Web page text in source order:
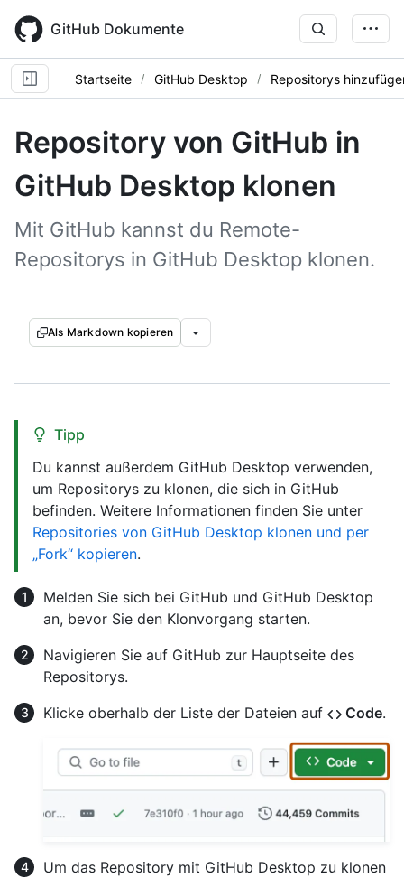
main
content
GitHub Dokumente
Startseite GitHub Desktop Repositorys
Repository von GitHub in
GitHub Desktop klonen
Mit GitHub kannst du Remote-
Repositorys in GitHub Desktop klonen.
Als Markdown kopieren
Tipp
Du kannst außerdem GitHub Desktop verwenden,
um Repositorys zu klonen, die sich in GitHub
befinden. Weitere Informationen finden Sie unter
Repositories von GitHub Desktop klonen und per
„Fork“ kopieren.
Melden Sie sich bei GitHub und GitHub Desktop
an, bevor Sie den Klonvorgang starten.
Navigieren Sie auf GitHub zur Hauptseite des
Repositorys.
Klicke oberhalb der Liste der Dateien auf
Code.
Um das Repository mit GitHub Desktop zu klonen